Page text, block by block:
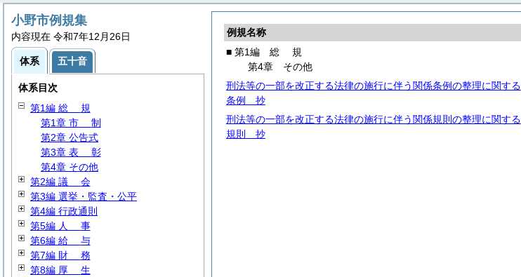
例規名称
■ 第1編 総 規
第4章 その他
刑法等の一部を改正する法律の施行に伴う関係条例の整理に関する
条例 抄
刑法等の一部を改正する法律の施行に伴う関係規則の整理に関する
規則 抄
小野市例規集
内容現在 令和7年12月26日
体系 五十音
体系目次
第1編 総 規
第1章 市 制
第2章 公告式
第3章 表 彰
第4章 その他
第2編 議 会
第3編 選挙・監査・公平
第4編 行政通則
第5編 人 事
第6編 給 与
第7編 財 務
第8編 厚 生